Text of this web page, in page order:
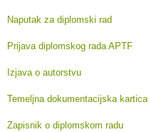
Naputak za diplomski rad
Prijava diplomskog rada APTF
Izjava o autorstvu
Temeljna dokumentacijska kartica
Zapisnik o diplomskom radu